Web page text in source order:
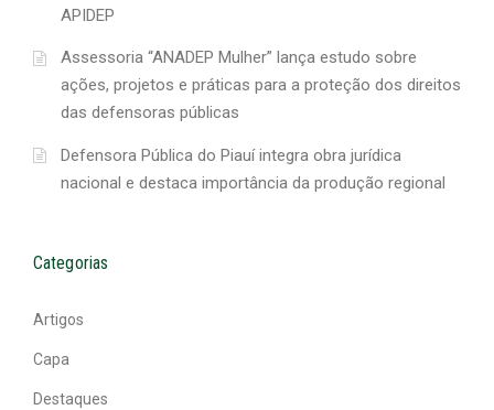
APIDEP
Assessoria “ANADEP Mulher” lança estudo sobre
ações, projetos e práticas para a proteção dos direitos
das defensoras públicas
Defensora Pública do Piauí integra obra jurídica
nacional e destaca importância da produção regional
Categorias
Artigos
Capa
Destaques